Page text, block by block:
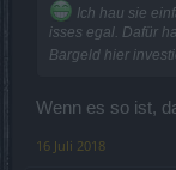
Ich hau sie
isses egal. Dafür
Bargeld hier
Wenn es so ist,
16 Juli 2018